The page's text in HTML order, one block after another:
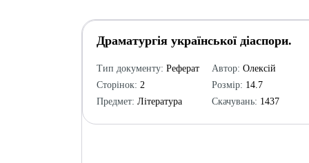
Драматургія української діаспори.
Тип документу: Реферат
Сторінок: 2
Предмет: Література
Автор: Олексій
Розмір: 14.7
Скачувань: 1437